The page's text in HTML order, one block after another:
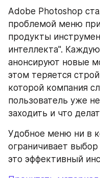
Adobe Photoshop
проблемой меню
продукты
интеллекта".
анонсируют новые
этом теряется
которой компания
пользователь уже
заходить и что
Удобное меню ни в
ограничивает
это эффективный